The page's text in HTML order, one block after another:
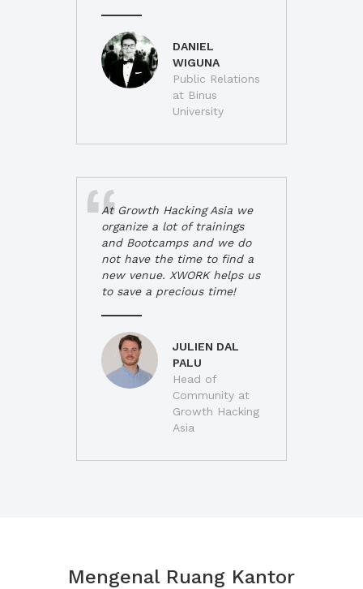
DANIEL
WIGUNA
Public Relations
at Binus
University
At Growth Hacking Asia we
organize a lot of trainings
and Bootcamps and we do
not have the time to find a
new venue. XWORK helps us
to save a precious time!
JULIEN DAL
PALU
Head of
Community at
Growth Hacking
Asia
Mengenal Ruang Kantor